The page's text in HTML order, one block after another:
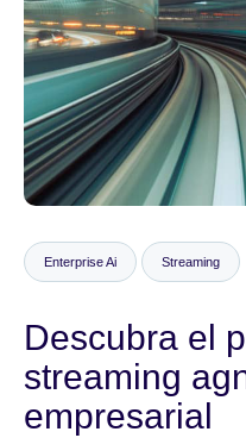
Tecnología
Sector público
Sanidad
Enterprise Ai Streaming
Descubra el
streaming
empresarial